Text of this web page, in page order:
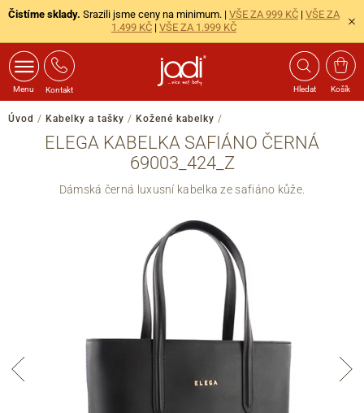
Čistíme sklady. Srazili jsme ceny na minimum. | VŠE ZA 999 KČ | VŠE ZA
1.499 KČ | VŠE ZA 1.999 KČ
Menu Kontakt Hledat Košík
Úvod / Kabelky a tašky / Kožené kabelky /
ELEGA KABELKA SAFIÁNO ČERNÁ
69003_424_Z
Dámská černá luxusní kabelka ze safiáno kůže.